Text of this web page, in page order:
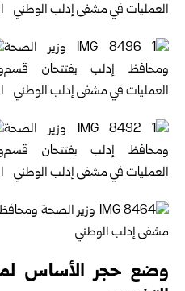
وضع حجر الأساس